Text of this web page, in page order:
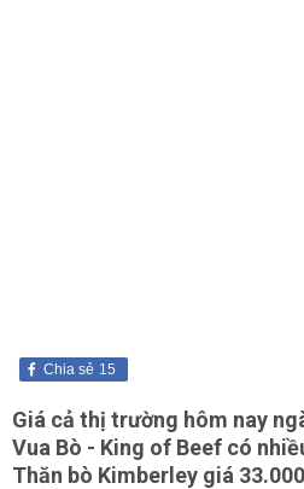
15
Chia sẻ
Giá cả thị trường hôm nay
Vua Bò - King of Beef có
Thăn bò Kimberley giá